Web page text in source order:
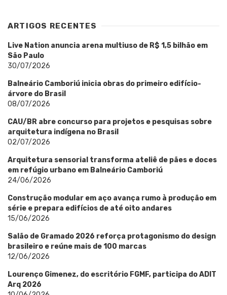
ARTIGOS RECENTES
Live Nation anuncia arena multiuso de R$ 1,5 bilhão em
São Paulo
30/07/2026
Balneário Camboriú inicia obras do primeiro edifício-
árvore do Brasil
08/07/2026
CAU/BR abre concurso para projetos e pesquisas sobre
arquitetura indígena no Brasil
02/07/2026
Arquitetura sensorial transforma ateliê de pães e doces
em refúgio urbano em Balneário Camboriú
24/06/2026
Construção modular em aço avança rumo à produção em
série e prepara edifícios de até oito andares
15/06/2026
Salão de Gramado 2026 reforça protagonismo do design
brasileiro e reúne mais de 100 marcas
12/06/2026
Lourenço Gimenez, do escritório FGMF, participa do ADIT
Arq 2026